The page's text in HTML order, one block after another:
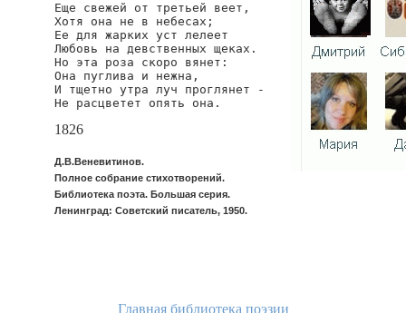
Еще свежей от третьей веет,
Хотя она не в небесах;
Ее для жарких уст лелеет
Любовь на девственных щеках.
Но эта роза скоро вянет:
Она пуглива и нежна,
И тщетно утра луч проглянет -
Не расцветет опять она.
1826
Д.В.Веневитинов.
Полное собрание стихотворений.
Библиотека поэта. Большая серия.
Ленинград: Советский писатель, 1950.
Главная библиотека поэзии